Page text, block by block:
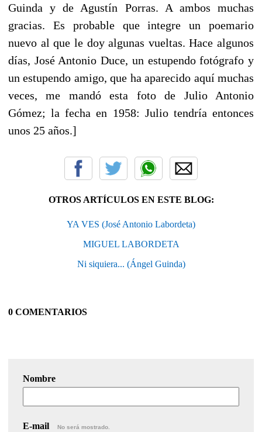
Guinda y de Agustín Porras. A ambos muchas
gracias. Es probable que integre un poemario
nuevo al que le doy algunas vueltas. Hace algunos
días, José Antonio Duce, un estupendo fotógrafo y
un estupendo amigo, que ha aparecido aquí muchas
veces, me mandó esta foto de Julio Antonio
Gómez; la fecha en 1958: Julio tendría entonces
unos 25 años.]
OTROS ARTÍCULOS EN ESTE BLOG:
YA VES (José Antonio Labordeta)
MIGUEL LABORDETA
Ni siquiera... (Ángel Guinda)
0 COMENTARIOS
Nombre
E-mail No será mostrado.